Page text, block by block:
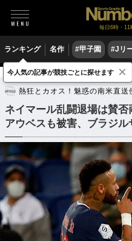
毎日6時・11
ランキング 名作 #甲子園 #Jリ
サッカー 海外サッカー
熱狂とカオス！魅惑の南米直送
ネイマール乱闘退場は賛
アウベスも被害、ブラジル
今人気の記事が競技ごとに探せます ×